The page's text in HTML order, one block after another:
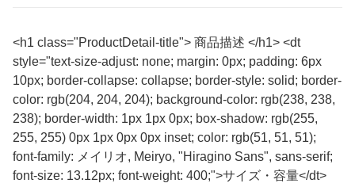
<h1 class="ProductDetail-title"> 商品描述 </h1> <dt
style="text-size-adjust: none; margin: 0px; padding: 6px
10px; border-collapse: collapse; border-style: solid; border-
color: rgb(204, 204, 204); background-color: rgb(238, 238,
238); border-width: 1px 1px 0px; box-shadow: rgb(255,
255, 255) 0px 1px 0px 0px inset; color: rgb(51, 51, 51);
font-family: メイリオ, Meiryo, "Hiragino Sans", sans-serif;
font-size: 13.12px; font-weight: 400;">サイズ・容量</dt>